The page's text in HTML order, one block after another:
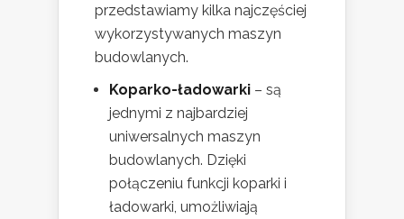
przedstawiamy kilka najczęściej
wykorzystywanych maszyn
budowlanych.
Koparko-ładowarki – są
jednymi z najbardziej
uniwersalnych maszyn
budowlanych. Dzięki
połączeniu funkcji koparki i
ładowarki, umożliwiają